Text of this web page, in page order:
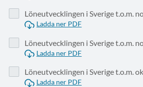
Löneutvecklingen i Sverige t.o.m.
Ladda ner PDF
Löneutvecklingen i Sverige t.o.m.
Ladda ner PDF
Löneutvecklingen i Sverige t.o.m.
Ladda ner PDF